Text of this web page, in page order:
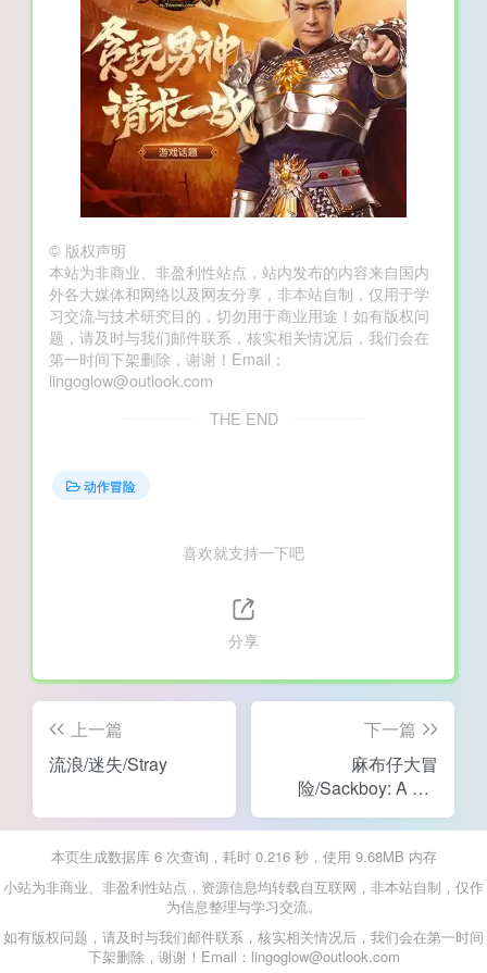
© 版权声明
本站为非商业、非盈利性站点，站内发布的内容来自国内
外各大媒体和网络以及网友分享，非本站自制，仅用于学
习交流与技术研究目的，切勿用于商业用途！如有版权问
题，请及时与我们邮件联系，核实相关情况后，我们会在
第一时间下架删除，谢谢！Email：
lingoglow@outlook.com
THE END
动作冒险
喜欢就支持一下吧
分享
上一篇
流浪/迷失/Stray
下一篇
麻布仔大冒
险/Sackboy: A Big
Adventure
本页生成数据库 6 次查询，耗时 0.216 秒，使用 9.68MB 内存
小站为非商业、非盈利性站点，资源信息均转载自互联网，非本站自制，仅作
为信息整理与学习交流。
如有版权问题，请及时与我们邮件联系，核实相关情况后，我们会在第一时间
下架删除，谢谢！Email：lingoglow@outlook.com